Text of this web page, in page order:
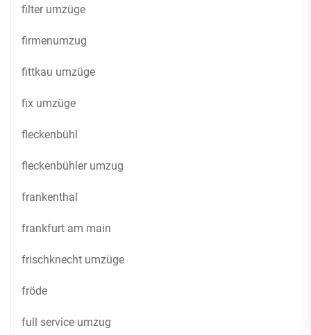
filter umzüge
firmenumzug
fittkau umzüge
fix umzüge
fleckenbühl
fleckenbühler umzug
frankenthal
frankfurt am main
frischknecht umzüge
fröde
full service umzug